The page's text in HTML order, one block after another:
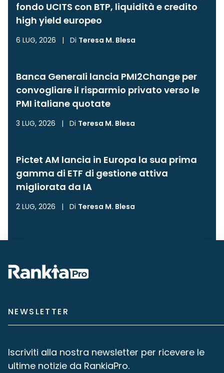
fondo UCITS con BTP, liquidità e credito
high yield europeo
6 LUG, 2026 | Di Teresa M. Blesa
Banca Generali lancia PMI2Change per
convogliare il risparmio privato verso le
PMI italiane quotate
3 LUG, 2026 | Di Teresa M. Blesa
Pictet AM lancia in Europa la sua prima
gamma di ETF di gestione attiva
migliorata da IA
2 LUG, 2026 | Di Teresa M. Blesa
NEWSLETTER
Iscriviti alla nostra newsletter per ricevere le
ultime notizie da RankiaPro.